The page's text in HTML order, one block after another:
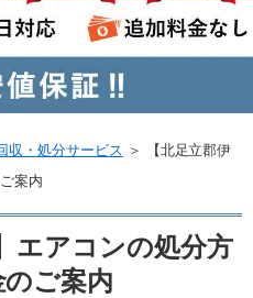
収・処分サービス ＞
【北足立郡伊
案内
エアコンの処分方
ご案内